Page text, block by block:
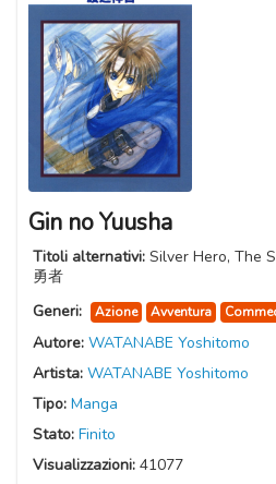
Gin no Yuusha
Titoli alternativi: Silver Hero, The
勇者
Generi:
Azione Avventura
Autore: WATANABE Yoshitomo
Artista: WATANABE Yoshitomo
Tipo: Manga
Stato: Finito
Visualizzazioni: 41077